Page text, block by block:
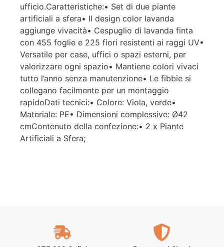
ufficio.Caratteristiche:• Set di due piante
artificiali a sfera• Il design color lavanda
aggiunge vivacità• Cespuglio di lavanda finta
con 455 foglie e 225 fiori resistenti ai raggi UV•
Versatile per case, uffici o spazi esterni, per
valorizzare ogni spazio• Mantiene colori vivaci
tutto l’anno senza manutenzione• Le fibbie si
collegano facilmente per un montaggio
rapidoDati tecnici:• Colore: Viola, verde•
Materiale: PE• Dimensioni complessive: Ø42
cmContenuto della confezione:• 2 x Piante
Artificiali a Sfera;